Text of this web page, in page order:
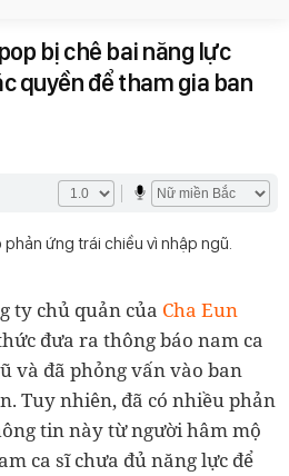
bị chê bai năng lực
quyền để tham gia ban
ứng trái chiều vì nhập ngũ.
ty chủ quản của Cha Eun
đưa ra thông báo nam ca
và đã phỏng vấn vào ban
Tuy nhiên, đã có nhiều phản
tin này từ người hâm mộ
ca sĩ chưa đủ năng lực để